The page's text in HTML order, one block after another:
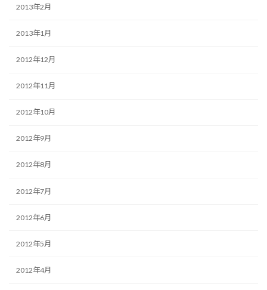
2013年2月
2013年1月
2012年12月
2012年11月
2012年10月
2012年9月
2012年8月
2012年7月
2012年6月
2012年5月
2012年4月